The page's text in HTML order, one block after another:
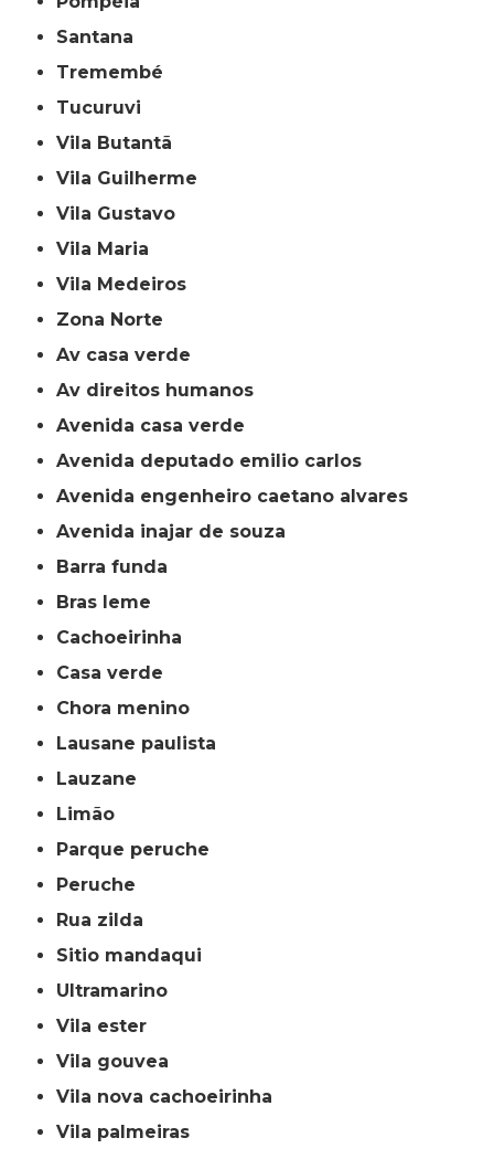
Santana
Tremembé
Tucuruvi
Vila Butantã
Vila Guilherme
Vila Gustavo
Vila Maria
Vila Medeiros
Zona Norte
av casa verde
av direitos humanos
avenida casa verde
avenida deputado emilio carlos
avenida engenheiro caetano alvares
avenida inajar de souza
barra funda
bras leme
cachoeirinha
casa verde
chora menino
lausane paulista
lauzane
limão
parque peruche
peruche
rua zilda
sitio mandaqui
ultramarino
vila ester
vila gouvea
vila nova cachoeirinha
vila palmeiras